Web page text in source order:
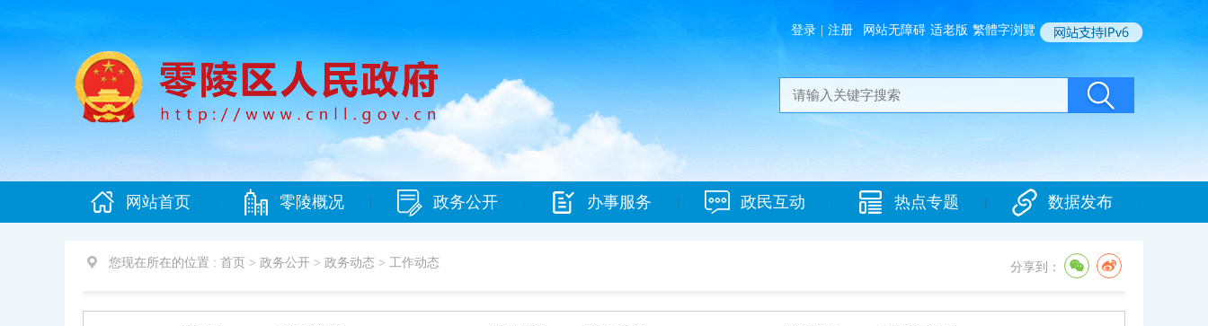
登录 注册 网站无障碍 适老版 繁體字浏覽
网站首页 零陵概况 政务公开 办事服务 政民互动 热点专题 数据发布
您现在所在的位置 : 首页 > 政务公开 > 政务动态 > 工作动态 分享到：